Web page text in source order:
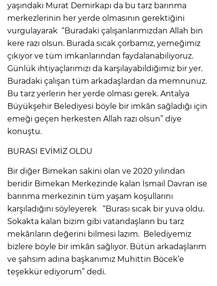
yaşındaki Murat Demirkapı da bu tarz barınma
merkezlerinin her yerde olmasının gerektiğini
vurgulayarak “Buradaki çalışanlarımızdan Allah bin
kere razı olsun. Burada sıcak çorbamız, yemeğimiz
çıkıyor ve tüm imkanlarından faydalanabiliyoruz.
Günlük ihtiyaçlarımızı da karşılayabildiğimiz bir yer.
Buradaki çalışan tüm arkadaşlardan da memnunuz.
Bu tarz yerlerin her yerde olması gerek. Antalya
Büyükşehir Belediyesi böyle bir imkân sağladığı için
emeği geçen herkesten Allah razı olsun” diye
konuştu.
BURASI EVİMİZ OLDU
Bir diğer Bimekan sakini olan ve 2020 yılından
beridir Bimekan Merkezinde kalan İsmail Davran ise
barınma merkezinin tüm yaşam koşullarını
karşıladığını söyleyerek “Burası sıcak bir yuva oldu.
Sokakta kalan bizim gibi vatandaşların bu tarz
mekânların değerini bilmesi lazım. Belediyemiz
bizlere böyle bir imkân sağlıyor. Bütün arkadaşlarım
ve şahsım adına başkanımız Muhittin Böcek’e
teşekkür ediyorum” dedi.